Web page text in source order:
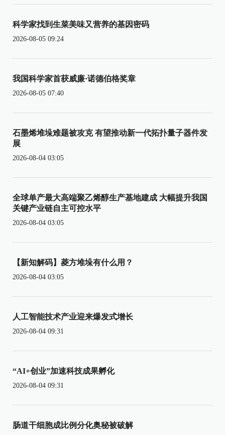
科学家找到生菜美味又营养的基因密码
2026-08-05 09:24
我国科学家首获威廉·诺德伯格奖章
2026-08-05 07:40
石墨烯堆垛难题被攻克 有望推动新一代拓扑量子器件发
展
2026-08-04 03:05
全球单产最大高端聚乙烯醇生产基地建成 大幅提升我国
关键产业链自主可控水平
2026-08-04 03:05
【新知解码】菱方堆垛有什么用？
2026-08-04 03:05
人工智能技术产业迎来爆发式增长
2026-08-04 09:31
“AI+创业”加速科技成果孵化
2026-08-04 09:31
肠道干细胞成比例分化奥秘被破解